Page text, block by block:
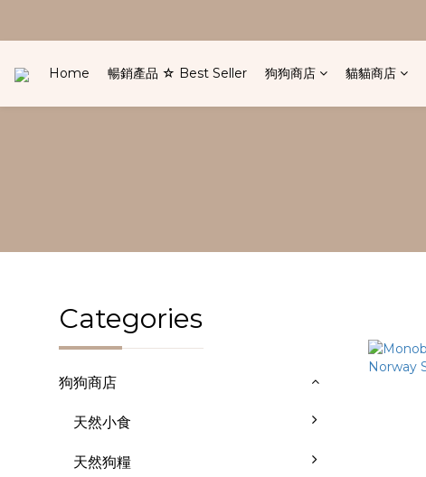
Home 暢銷產品 ☆ Best Seller 狗狗商店 貓貓商店
Categories
狗狗商店
天然小食
天然狗糧